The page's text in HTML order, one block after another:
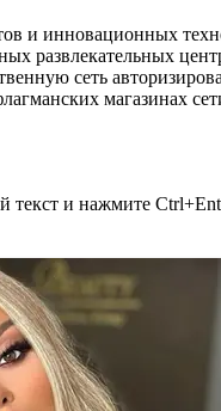
и инновационных
развлекательных
сеть
магазинах
и нажмите